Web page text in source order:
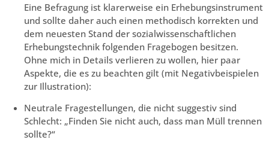
Eine Befragung ist klarerweise ein Erhebungsinstrument
und sollte daher auch einen methodisch korrekten und
dem neuesten Stand der sozialwissenschaftlichen
Erhebungstechnik folgenden Fragebogen besitzen.
Ohne mich in Details verlieren zu wollen, hier paar
Aspekte, die es zu beachten gilt (mit Negativbeispielen
zur Illustration):
Neutrale Fragestellungen, die nicht suggestiv sind
Schlecht: „Finden Sie nicht auch, dass man Müll trennen
sollte?“